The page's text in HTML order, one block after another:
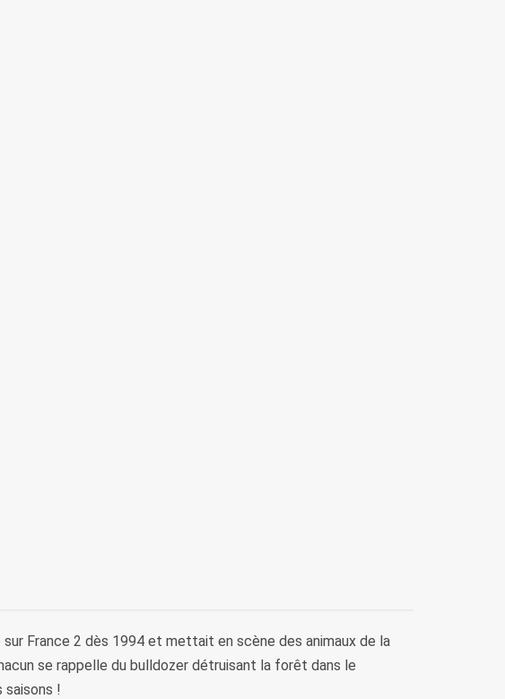
France 2 dès 1994 et mettait en scène des animaux de la
se rappelle du bulldozer détruisant la forêt dans le
saisons !